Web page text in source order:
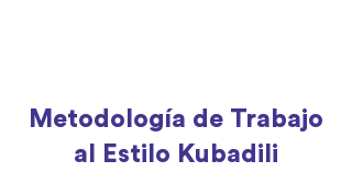
Metodología de Trabajo
al Estilo Kubadili